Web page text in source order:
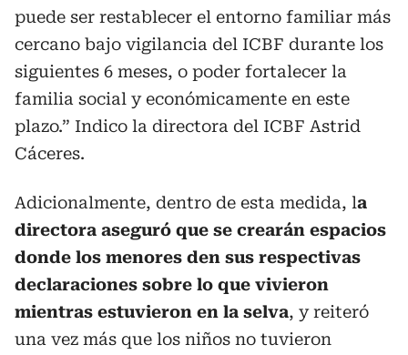
puede ser restablecer el entorno familiar más
cercano bajo vigilancia del ICBF durante los
siguientes 6 meses, o poder fortalecer la
familia social y económicamente en este
plazo.” Indico la directora del ICBF Astrid
Cáceres.
Adicionalmente, dentro de esta medida, la
directora aseguró que se crearán espacios
donde los menores den sus respectivas
declaraciones sobre lo que vivieron
mientras estuvieron en la selva, y reiteró
una vez más que los niños no tuvieron